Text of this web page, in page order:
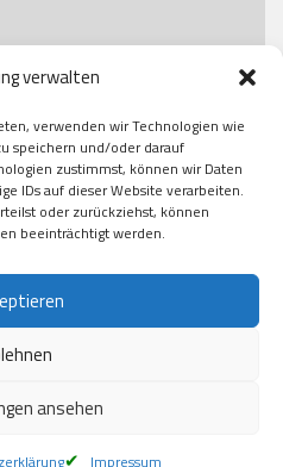
verwalten
verwenden wir Technologien wie
speichern und/oder darauf
zustimmst, können wir Daten
IDs auf dieser Website verarbeiten.
oder zurückziehst, können
beeinträchtigt werden.
ansehen
Impressum